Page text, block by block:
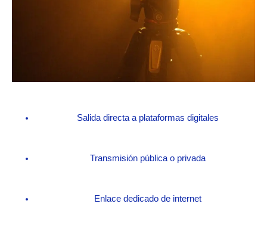
Salida directa a plataformas digitales
Transmisión pública o privada
Enlace dedicado de internet